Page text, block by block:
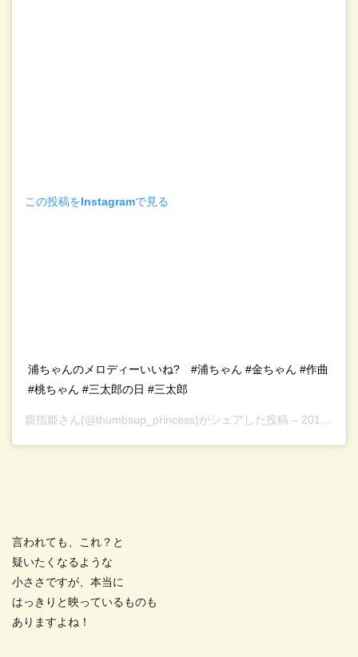
この投稿をInstagramで見る
浦ちゃんのメロディーいいね?⁣⠀ #浦ちゃん #金ちゃん #作曲
#桃ちゃん #三太郎の日 #三太郎
親指姫さん(@thumbsup_princess)がシェアした投稿 – 2019年 4月月29日午後8時01分PDT
言われても、これ？と
疑いたくなるような
小ささですが、本当に
はっきりと映っているものも
ありますよね！